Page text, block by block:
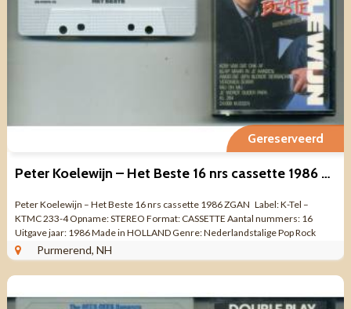
Gereserveerd
Peter Koelewijn – Het Beste 16 nrs cassette 1986 ZGAN
Peter Koelewijn – Het Beste 16 nrs cassette 1986 ZGAN Label: K-Tel –
KTMC 233-4 Opname: STEREO Format: CASSETTE Aantal nummers: 16
Uitgave jaar: 1986 Made in HOLLAND Genre: Nederlandstalige Pop Rock
Kwaliteit: ...Purmerend, NH